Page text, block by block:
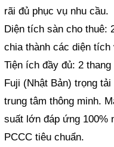
rãi đủ phục vụ nhu cầu.
Diện tích sàn cho thuê:
chia thành các diện tích
Tiện ích đầy đủ: 2
Fuji (Nhật Bản) trọng
trung tâm thông minh.
suất lớn đáp ứng 100%
PCCC tiêu chuẩn.